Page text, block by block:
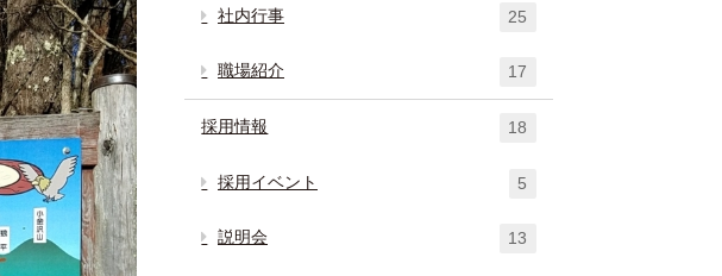
社内行事 25
職場紹介 17
採用情報 18
採用イベント 5
説明会 13